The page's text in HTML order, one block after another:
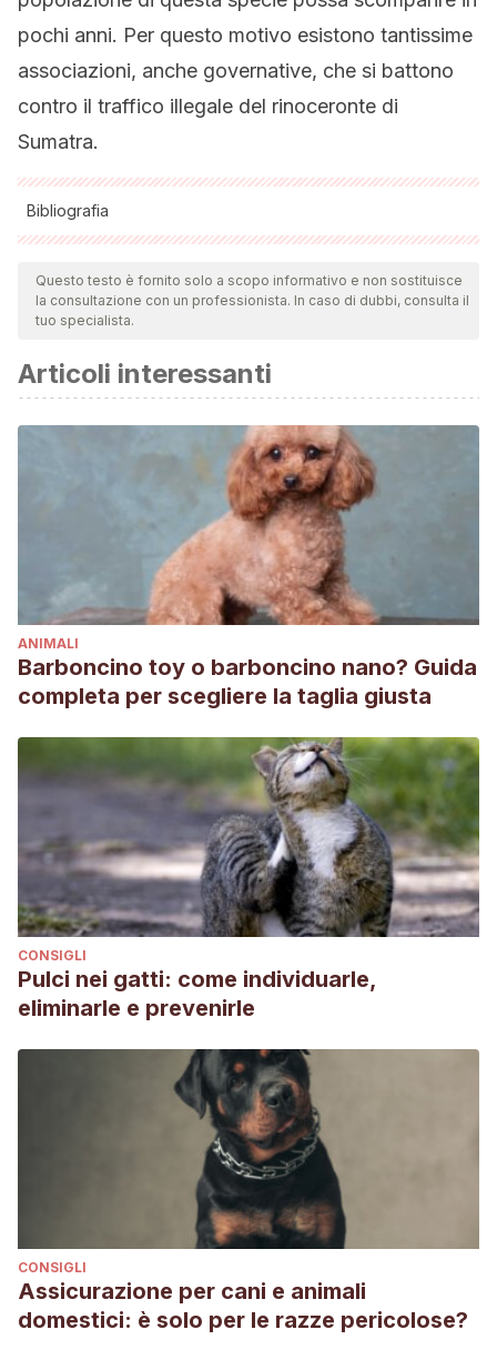
pochi anni. Per questo motivo esistono tantissime
associazioni, anche governative, che si battono
contro il traffico illegale del rinoceronte di
Sumatra.
Bibliografia
Tutte le fonti citate sono state esaminate a fondo dal nostro
team per garantirne la qualità, l'affidabilità, l'attualità e la
validità. La bibliografia di questo articolo è stata considerata
Rabinowitz, A. (1995). Helping a species go extinct: the
Sumatran rhino in Borneo.Conservation Biology,9(3), 482-
488.
Questo testo è fornito solo a scopo informativo e non sostituisce
la consultazione con un professionista. In caso di dubbi, consulta il
tuo specialista.
Articoli interessanti
ANIMALI
Barboncino toy o barboncino nano? Guida
completa per scegliere la taglia giusta
CONSIGLI
Pulci nei gatti: come individuarle,
eliminarle e prevenirle
CONSIGLI
Assicurazione per cani e animali
domestici: è solo per le razze pericolose?